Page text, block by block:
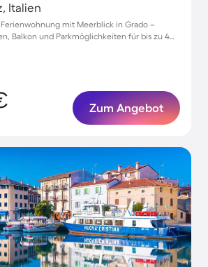
Italien
mit Meerblick in Grado –
Balkon und Parkmöglichkeiten für bis zu 4
Zum Angebot